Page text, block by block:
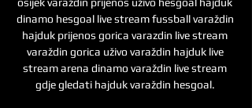
dinamo hesgoal live stream fussball varaždin
hajduk prijenos gorica varazdin live stream
varaždin gorica uživo varaždin hajduk live
stream arena dinamo varaždin live stream
gdje gledati hajduk varaždin hesgoal.